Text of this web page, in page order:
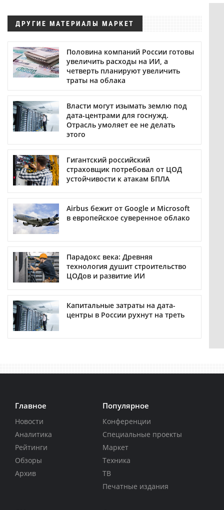
ДРУГИЕ МАТЕРИАЛЫ МАРКЕТ
Половина компаний России готовы
увеличить расходы на ИИ, а
четверть планируют увеличить
траты на облака
Власти могут изымать землю под
дата-центрами для госнужд.
Отрасль умоляет ее не делать
этого
Гигантский российский
страховщик потребовал от ЦОД
устойчивости к атакам БПЛА
Airbus бежит от Google и Microsoft
в европейское суверенное облако
Парадокс века: Древняя
технология душит строительство
ЦОДов и развитие ИИ
Капитальные затраты на дата-
центры в России рухнут на треть
Главное
Новости
Аналитика
Рейтинги
Обзоры
Архив
Популярное
Конференции
Специальные проекты
Маркет
Техника
ТВ
Печатные издания